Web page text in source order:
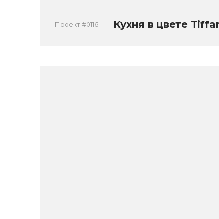
Проект #0116 Кухня в цвете